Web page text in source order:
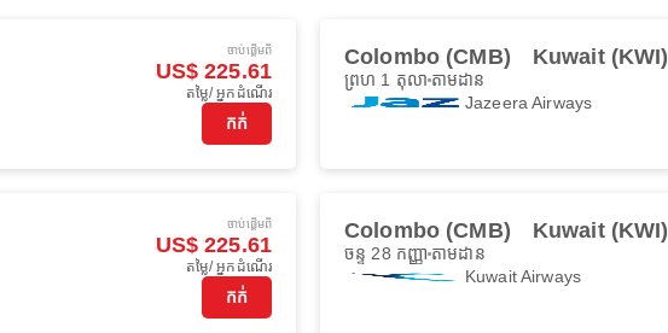
ចាប់ផ្ដើមពី
US$ 225.61
តម្លៃ/ អ្នកដំណើរ
កក់
Colombo (CMB) Kuwait (KWI)
ព្រហ 1 តុលា តាមដាន
Jazeera Airways
ចាប់ផ្ដើមពី
US$ 225.61
តម្លៃ/ អ្នកដំណើរ
កក់
Colombo (CMB) Kuwait (KWI)
ចន្ទ 28 កញ្ញា តាមដាន
Kuwait Airways